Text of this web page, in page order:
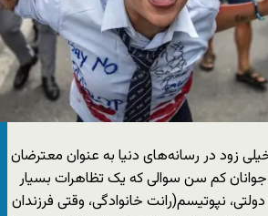
زود در رسانه‌های دنیا به عنوان معترضان
کم سن سوالی که یک تظاهرات بسیار
نپوتیسم(رانت خانوادگی، وقتی فرزندان